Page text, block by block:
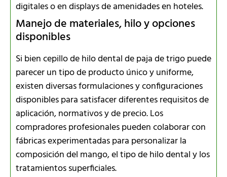
digitales o en displays de amenidades en hoteles.
Manejo de materiales, hilo y opciones
disponibles
Si bien cepillo de hilo dental de paja de trigo puede
parecer un tipo de producto único y uniforme,
existen diversas formulaciones y configuraciones
disponibles para satisfacer diferentes requisitos de
aplicación, normativos y de precio. Los
compradores profesionales pueden colaborar con
fábricas experimentadas para personalizar la
composición del mango, el tipo de hilo dental y los
tratamientos superficiales.